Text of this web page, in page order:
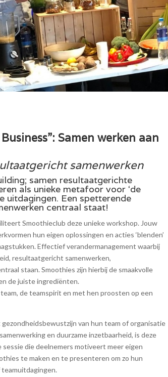
Samen werken aan
samenwerken
samen resultaatgerichte
als unieke metafoor voor ‘de
uitdagingen. Een spetterende
centraal staat!
Smoothieclub deze unieke workshop. Jouw
hun eigen oplossingen en acties ‘blenden’
Effectief verandermanagement waarbij
resultaatgericht samenwerken,
staan. Smoothies zijn hierbij de smaakvolle
de juiste ingrediënten.
de teamspirit en met hen proosten op een
van hun team of organisatie
en duurzame inzetbaarheid, is deze
die deelnemers motiveert meer eigen
te maken en te presenteren om zo hun
teamuitdagingen.